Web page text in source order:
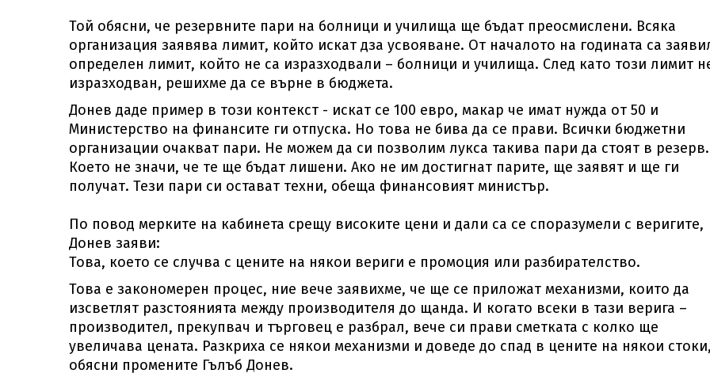
Той обясни, че резервните пари на болници и училища ще бъдат преосмислени. Всяка
организация заявява лимит, който искат дза усвояване. От началото на годината са
определен лимит, който не са изразходвали – болници и училища. След като този лимит
изразходван, решихме да се върне в бюджета.
Донев даде пример в този контекст - искат се 100 евро, макар че имат нужда от 50 и
Министерство на финансите ги отпуска. Но това не бива да се прави. Всички бюджетни
организации очакват пари. Не можем да си позволим лукса такива пари да стоят в резерв.
Което не значи, че те ще бъдат лишени. Ако не им достигнат парите, ще заявят и ще ги
получат. Тези пари си остават техни, обеща финансовият министър.
По повод мерките на кабинета срещу високите цени и дали са се споразумели с веригите,
Донев заяви:
Това, което се случва с цените на някои вериги е промоция или разбирателство.
Това е закономерен процес, ние вече заявихме, че ще се приложат механизми, които да
изсветлят разстоянията между производителя до щанда. И когато всеки в тази верига –
производител, прекупвач и търговец е разбрал, вече си прави сметката с колко ще
увеличава цената. Разкриха се някои механизми и доведе до спад в цените на някои стоки,
обясни промените Гълъб Донев.